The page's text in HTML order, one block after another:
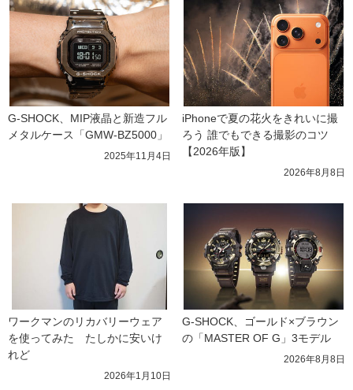
G-SHOCK、MIP液晶と新造フル
メタルケース「GMW-BZ5000」
2025年11月4日
iPhoneで夏の花火をきれいに撮
ろう 誰でもできる撮影のコツ
【2026年版】
2026年8月8日
ワークマンのリカバリーウェア
を使ってみた　たしかに安いけ
れど
2026年1月10日
G-SHOCK、ゴールド×ブラウン
の「MASTER OF G」3モデル
2026年8月8日